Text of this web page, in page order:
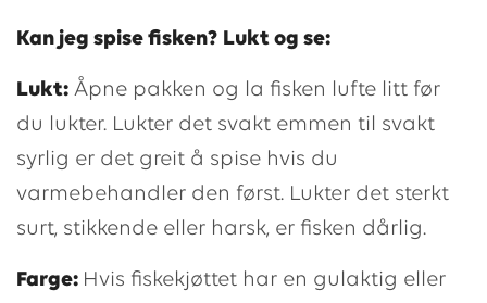
Kan jeg spise fisken? Lukt og se:
Lukt: Åpne pakken og la fisken lufte litt før
du lukter. Lukter det svakt emmen til svakt
syrlig er det greit å spise hvis du
varmebehandler den først. Lukter det sterkt
surt, stikkende eller harsk, er fisken dårlig.
Farge: Hvis fiskekjøttet har en gulaktig eller